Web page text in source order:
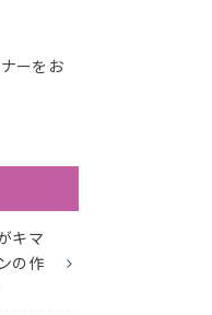
ーをお
キマ
の作